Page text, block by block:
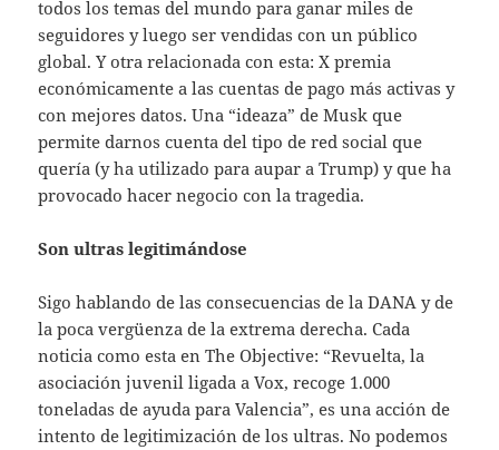
todos los temas del mundo para ganar miles de
seguidores y luego ser vendidas con un público
global. Y otra relacionada con esta: X premia
económicamente a las cuentas de pago más activas y
con mejores datos. Una “ideaza” de Musk que
permite darnos cuenta del tipo de red social que
quería (y ha utilizado para aupar a Trump) y que ha
provocado hacer negocio con la tragedia.
Son ultras legitimándose
Sigo hablando de las consecuencias de la DANA y de
la poca vergüenza de la extrema derecha. Cada
noticia como esta en The Objective: “Revuelta, la
asociación juvenil ligada a Vox, recoge 1.000
toneladas de ayuda para Valencia”, es una acción de
intento de legitimización de los ultras. No podemos